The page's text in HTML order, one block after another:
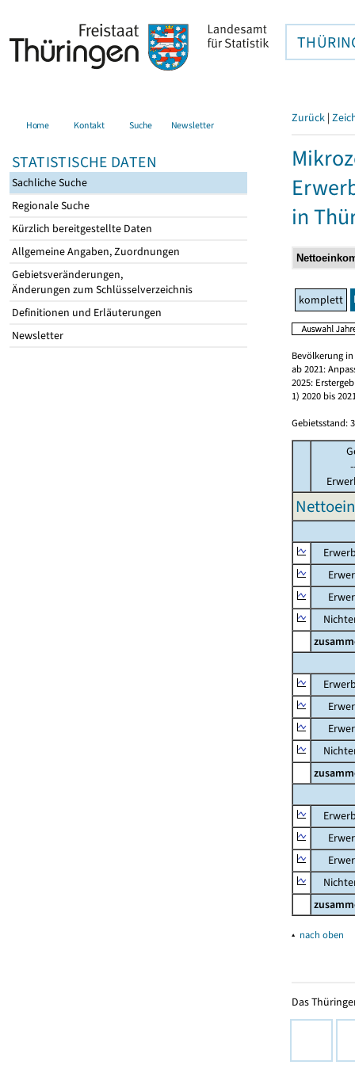
Home Kontakt Suche Newsletter
STATISTISCHE DATEN
Sachliche Suche
Regionale Suche
Kürzlich bereitgestellte Daten
Allgemeine Angaben, Zuordnungen
Gebietsveränderungen,
Änderungen zum Schlüsselverzeichnis
Definitionen und Erläuterungen
Newsletter
Zurück |
in
komplett
Bevölkerung
ab 2021:
2025:
1) 2020 bis
Gebietsstand:
▴ nach oben
Das